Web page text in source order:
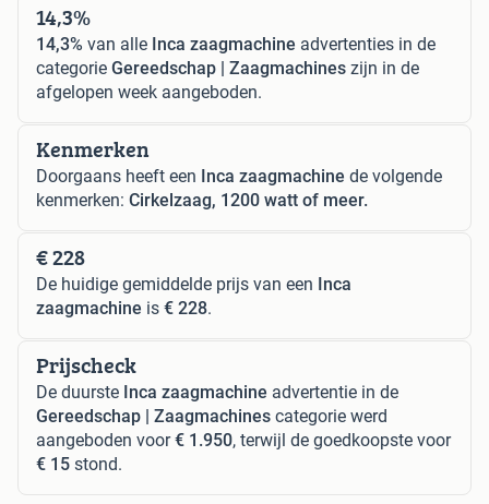
14,3%
14,3% van alle Inca zaagmachine advertenties in de
categorie Gereedschap | Zaagmachines zijn in de
afgelopen week aangeboden.
Kenmerken
Doorgaans heeft een Inca zaagmachine de volgende
kenmerken: Cirkelzaag, 1200 watt of meer.
€ 228
De huidige gemiddelde prijs van een Inca
zaagmachine is € 228.
Prijscheck
De duurste Inca zaagmachine advertentie in de
Gereedschap | Zaagmachines categorie werd
aangeboden voor€ 1.950, terwijl de goedkoopste voor
€ 15 stond.